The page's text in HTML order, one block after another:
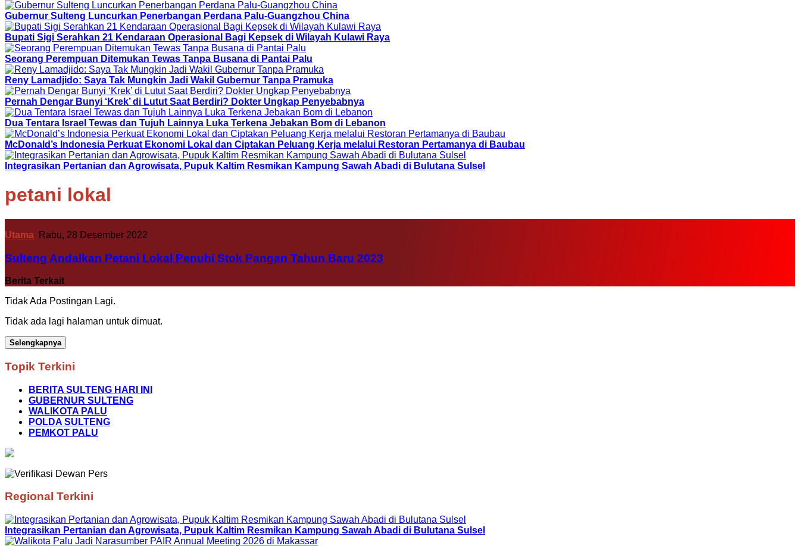
Gubernur Sulteng Luncurkan Penerbangan Perdana Palu-Guangzhou China
Bupati Sigi Serahkan 21 Kendaraan Operasional Bagi Kepsek di Wilayah Kulawi Raya
Seorang Perempuan Ditemukan Tewas Tanpa Busana di Pantai Palu
Reny Lamadjido: Saya Tak Mungkin Jadi Wakil Gubernur Tanpa Pramuka
Pernah Dengar Bunyi ‘Krek’ di Lutut Saat Berdiri? Dokter Ungkap Penyebabnya
Dua Tentara Israel Tewas dan Tujuh Lainnya Luka Terkena Jebakan Bom di Lebanon
McDonald’s Indonesia Perkuat Ekonomi Lokal dan Ciptakan Peluang Kerja melalui Restoran Pertamanya di Baubau
Integrasikan Pertanian dan Agrowisata, Pupuk Kaltim Resmikan Kampung Sawah Abadi di Bulutana Sulsel
petani lokal
Utama Rabu, 28 Desember 2022
Sulteng Andalkan Petani Lokal Penuhi Stok Pangan Tahun Baru 2023
Berita Terkait
Tidak Ada Postingan Lagi.
Tidak ada lagi halaman untuk dimuat.
Selengkapnya
Topik Terkini
BERITA SULTENG HARI INI
GUBERNUR SULTENG
WALIKOTA PALU
POLDA SULTENG
PEMKOT PALU
Regional Terkini
Integrasikan Pertanian dan Agrowisata, Pupuk Kaltim Resmikan Kampung Sawah Abadi di Bulutana Sulsel